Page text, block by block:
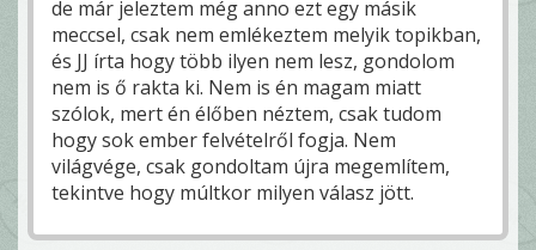
de már jeleztem még anno ezt egy másik
meccsel, csak nem emlékeztem melyik topikban,
és JJ írta hogy több ilyen nem lesz, gondolom
nem is ő rakta ki. Nem is én magam miatt
szólok, mert én élőben néztem, csak tudom
hogy sok ember felvételről fogja. Nem
világvége, csak gondoltam újra megemlítem,
tekintve hogy múltkor milyen válasz jött.